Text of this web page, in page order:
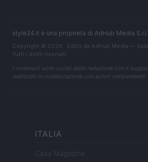
style24.it è una proprietà di AdHub Media
Copyright © 2026 · Edito da AdHub Media —
Tutti i diritti riservati
I contenuti sono curati dalla redazione con il
realizzati in collaborazione con autori indipendenti.
ITALIA
Casa Magazine